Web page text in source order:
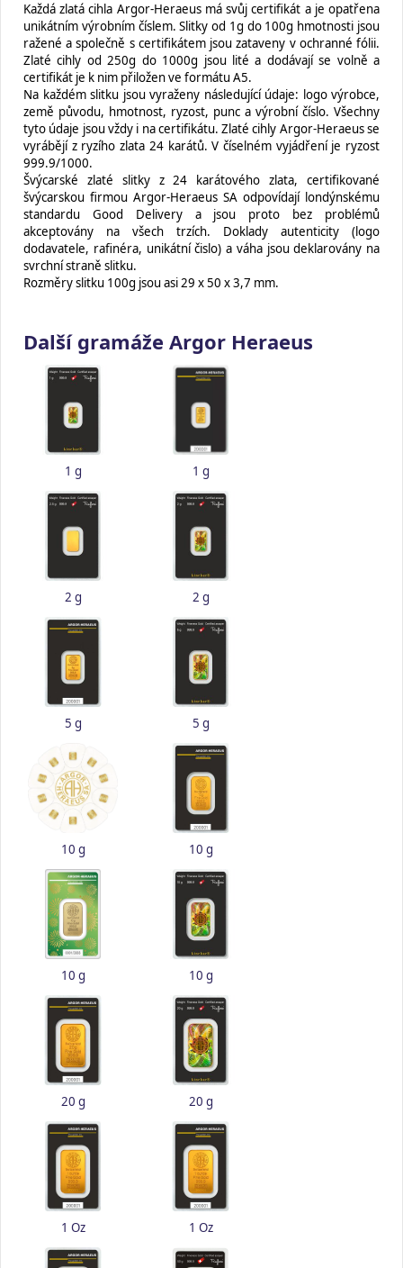
Každá zlatá cihla Argor-Heraeus má svůj certifikát a je opatřena
unikátním výrobním číslem. Slitky od 1g do 100g hmotnosti jsou
ražené a společně s certifikátem jsou zataveny v ochranné fólii.
Zlaté cihly od 250g do 1000g jsou lité a dodávají se volně a
certifikát je k nim přiložen ve formátu A5.
Na každém slitku jsou vyraženy následující údaje: logo výrobce,
země původu, hmotnost, ryzost, punc a výrobní číslo. Všechny
tyto údaje jsou vždy i na certifikátu. Zlaté cihly Argor-Heraeus se
vyrábějí z ryzího zlata 24 karátů. V číselném vyjádření je ryzost
999.9/1000.
Švýcarské zlaté slitky z 24 karátového zlata, certifikované
švýcarskou firmou Argor-Heraeus SA odpovídají londýnskému
standardu Good Delivery a jsou proto bez problémů
akceptovány na všech trzích. Doklady autenticity (logo
dodavatele, rafinéra, unikátní čislo) a váha jsou deklarovány na
svrchní straně slitku.
Rozměry slitku 100g jsou asi 29 x 50 x 3,7 mm.
Další gramáže Argor Heraeus
1 g 1 g
2 g 2 g
5 g 5 g
10 g 10 g
10 g 10 g
20 g 20 g
1 Oz 1 Oz